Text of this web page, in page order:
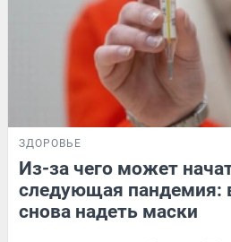
ЗДОРОВЬЕ
Из-за чего может
следующая пандемия:
снова надеть маски